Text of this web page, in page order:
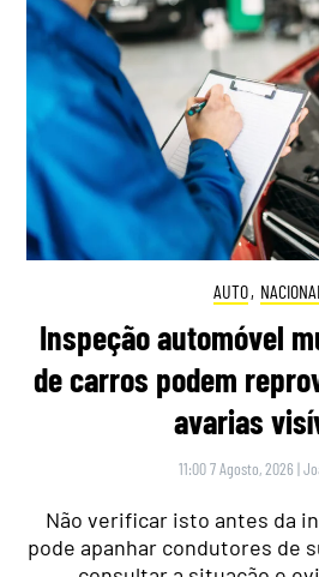
AUTO, NACIONAL
Inspeção automóvel
de carros podem
avarias
11:00 7 Agosto, 2026 |
Não verificar isto antes da
pode apanhar condutores de